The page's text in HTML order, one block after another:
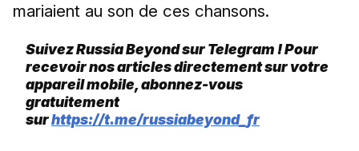
mariaient au son de ces chansons.
Suivez Russia Beyond sur Telegram ! Pour
recevoir nos articles directement sur votre
appareil mobile, abonnez-vous
gratuitement
surhttps://t.me/russiabeyond_fr